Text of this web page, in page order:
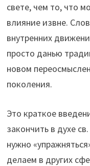
свете, чем то, что
влияние извне.
внутренних
просто данью
новом
поколения.
Это краткое
закончить в духе
нужно
делаем в других